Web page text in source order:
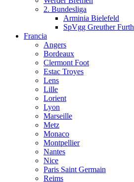
2. Bundesliga
Arminia Bielefeld
SpVgg Greuther Furth
Francia
Angers
Bordeaux
Clermont Foot
Estac Troyes
Lens
Lille
Lorient
Lyon
Marseille
Metz
Monaco
Montpellier
Nantes
Nice
Paris Saint Germain
Reims